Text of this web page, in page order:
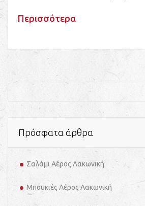
Περισσότερα
Πρόσφατα άρθρα
Σαλάμι Αέρος Λακωνική
Μπουκιές Αέρος Λακωνική